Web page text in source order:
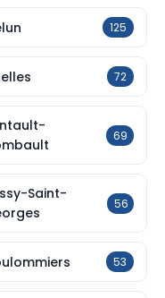
125
72
69
Saint-
56
53